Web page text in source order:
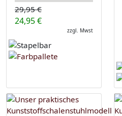
29,95 €
24,95 €
zzgl. Mwst